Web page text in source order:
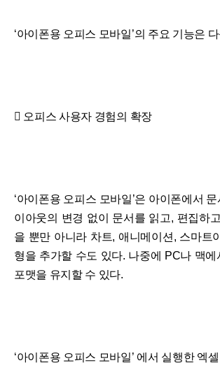
‘아이폰용 오피스 모바일’의 주요 기능은
 오피스 사용자 경험의 확장
‘아이폰용 오피스 모바일’은 아이폰에서
이아웃의 변경 없이 문서를 읽고, 편집하
을 뿐만 아니라 차트, 애니메이션, 스마트
형을 추가할 수도 있다. 나중에 PC나 맥
포맷을 유지할 수 있다.
‘아이폰용 오피스 모바일’ 에서 실행한 엑